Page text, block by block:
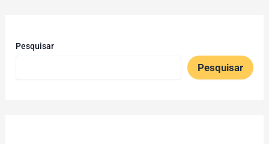
Pesquisar
Pesquisar